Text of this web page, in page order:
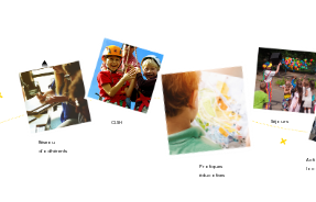
Réseau
d'adhérents
CLSH
Pratiques
éducatives
Séjours